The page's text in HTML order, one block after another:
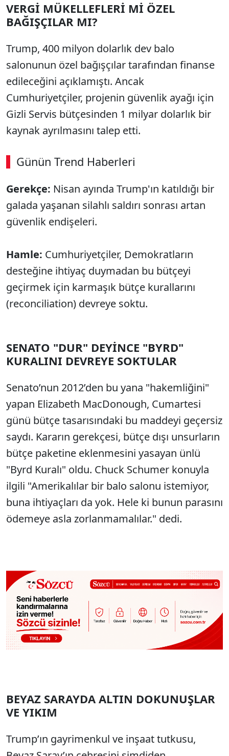
VERGİ MÜKELLEFLERİ Mİ ÖZEL
BAĞIŞÇILAR MI?
Trump, 400 milyon dolarlık dev balo
salonunun özel bağışçılar tarafından finanse
edileceğini açıklamıştı. Ancak
Cumhuriyetçiler, projenin güvenlik ayağı için
Gizli Servis bütçesinden 1 milyar dolarlık bir
kaynak ayrılmasını talep etti.
Günün Trend Haberleri
Gerekçe: Nisan ayında Trump'ın katıldığı bir
galada yaşanan silahlı saldırı sonrası artan
güvenlik endişeleri.
Hamle: Cumhuriyetçiler, Demokratların
desteğine ihtiyaç duymadan bu bütçeyi
geçirmek için karmaşık bütçe kurallarını
(reconciliation) devreye soktu.
SENATO "DUR" DEYİNCE "BYRD"
KURALINI DEVREYE SOKTULAR
Senato’nun 2012’den bu yana "hakemliğini"
yapan Elizabeth MacDonough, Cumartesi
günü bütçe tasarısındaki bu maddeyi geçersiz
saydı. Kararın gerekçesi, bütçe dışı unsurların
bütçe paketine eklenmesini yasayan ünlü
"Byrd Kuralı" oldu. Chuck Schumer konuyla
ilgili "Amerikalılar bir balo salonu istemiyor,
buna ihtiyaçları da yok. Hele ki bunun parasını
ödemeye asla zorlanmamalılar." dedi.
BEYAZ SARAYDA ALTIN DOKUNUŞLAR
VE YIKIM
Trump’ın gayrimenkul ve inşaat tutkusu,